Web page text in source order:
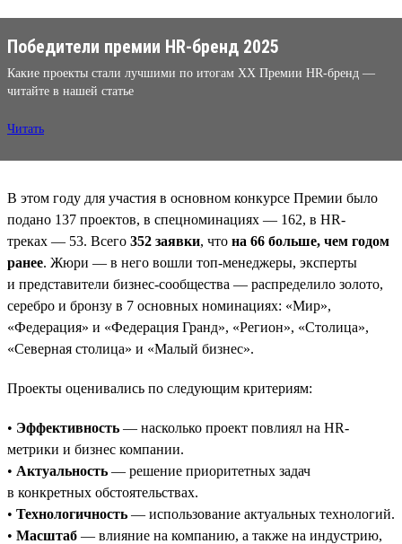
Победители премии HR-бренд 2025
Какие проекты стали лучшими по итогам XX Премии HR-бренд —
читайте в нашей статье
Читать
В этом году для участия в основном конкурсе Премии было
подано 137 проектов, в спецноминациях — 162, в HR-
треках — 53. Всего 352 заявки, что на 66 больше, чем годом
ранее. Жюри — в него вошли топ-менеджеры, эксперты
и представители бизнес-сообщества — распределило золото,
серебро и бронзу в 7 основных номинациях: «Мир»,
«Федерация» и «Федерация Гранд», «Регион», «Столица»,
«Северная столица» и «Малый бизнес».
Проекты оценивались по следующим критериям:
• Эффективность — насколько проект повлиял на HR-
метрики и бизнес компании.
• Актуальность — решение приоритетных задач
в конкретных обстоятельствах.
• Технологичность — использование актуальных технологий.
• Масштаб — влияние на компанию, а также на индустрию,